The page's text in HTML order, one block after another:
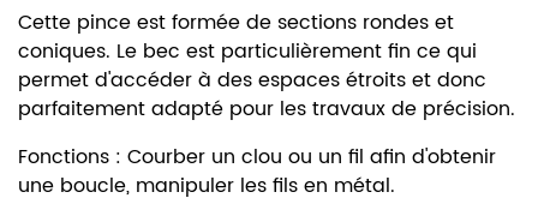
Cette pince est formée de sections rondes et
coniques. Le bec est particulièrement fin ce qui
permet d'accéder à des espaces étroits et donc
parfaitement adapté pour les travaux de précision.
Fonctions : Courber un clou ou un fil afin d'obtenir
une boucle, manipuler les fils en métal.